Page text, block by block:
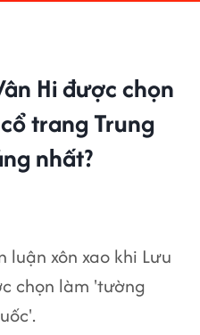
Hi được chọn
trang Trung
nhất?
xôn xao khi Lưu
chọn làm 'tường